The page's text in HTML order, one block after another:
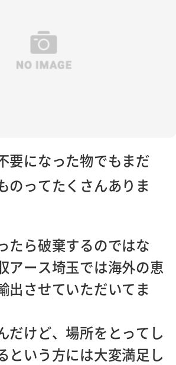
要になった物でもまだ
のってたくさんありま
たら破棄するのではな
アース埼玉では海外の恵
出させていただいてま
だけど、場所をとってし
という方には大変満足し